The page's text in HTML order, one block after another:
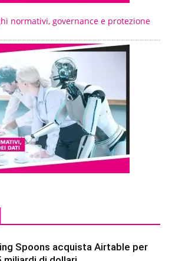
normativi, governance e protezione
Spoons acquista Airtable per